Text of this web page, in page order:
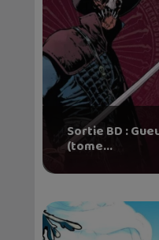
Sortie BD :
(tome...